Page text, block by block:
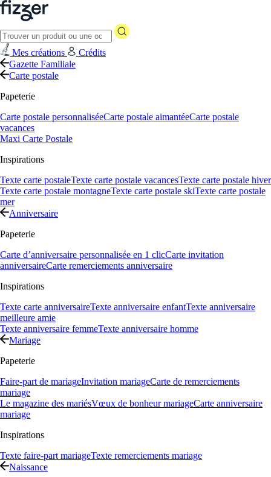
Mes créations
Crédits
Gazette Familiale
Carte postale
Papeterie
Carte postale personnaliséeCarte postale aimantéeCarte postale
vacances
Maxi Carte Postale
Inspirations
Texte carte postaleTexte carte postale vacancesTexte carte postale hiver
Texte carte postale montagneTexte carte postale skiTexte carte postale
mer
Anniversaire
Papeterie
Carte d’anniversaire personnalisée en 1 clicCarte invitation
anniversaireCarte remerciements anniversaire
Inspirations
Texte carte anniversaireTexte anniversaire enfantTexte anniversaire
meilleure amie
Texte anniversaire femmeTexte anniversaire homme
Mariage
Papeterie
Faire-part de mariageInvitation mariageCarte de remerciements
mariage
Le magazine des mariésVœux de bonheur mariageCarte anniversaire
mariage
Inspirations
Texte faire-part mariageTexte remerciements mariage
Naissance